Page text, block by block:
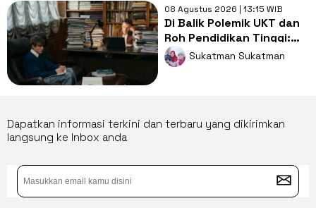
08 Agustus 2026 | 13:15 WIB
Di Balik Polemik UKT dan
Roh Pendidikan Tinggi:
Saatnya Kampus Elite
Berbagi dengan Kampus
Sukatman Sukatman
Dapatkan informasi terkini dan terbaru yang dikirimkan
langsung ke Inbox anda